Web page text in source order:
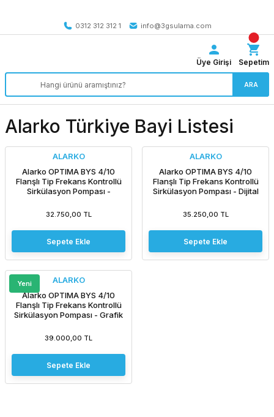
0312 312 312 1
info@3gsulama.com
ARA
Üye Girişi Sepetim
Alarko Türkiye Bayi Listesi
ALARKO
Alarko OPTIMA BYS 4/10
Flanşlı Tip Frekans Kontrollü
Sirkülasyon Pompası -
32.750,00 TL
Sepete Ekle
ALARKO
Alarko OPTIMA BYS 4/10
Flanşlı Tip Frekans Kontrollü
Sirkülasyon Pompası - Dijital
35.250,00 TL
Sepete Ekle
Yeni
ALARKO
Alarko OPTIMA BYS 4/10
Flanşlı Tip Frekans Kontrollü
Sirkülasyon Pompası - Grafik
39.000,00 TL
Sepete Ekle